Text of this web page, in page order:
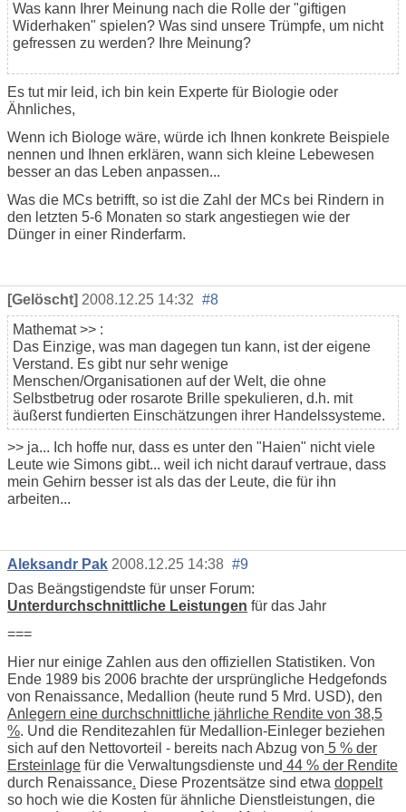
Was kann Ihrer Meinung nach die Rolle der "giftigen
Widerhaken" spielen? Was sind unsere Trümpfe, um nicht
gefressen zu werden? Ihre Meinung?
Es tut mir leid, ich bin kein Experte für Biologie oder
Ähnliches,
Wenn ich Biologe wäre, würde ich Ihnen konkrete Beispiele
nennen und Ihnen erklären, wann sich kleine Lebewesen
besser an das Leben anpassen...
Was die MCs betrifft, so ist die Zahl der MCs bei Rindern in
den letzten 5-6 Monaten so stark angestiegen wie der
Dünger in einer Rinderfarm.
[Gelöscht] 2008.12.25 14:32 #8
Mathemat>> :
Das Einzige, was man dagegen tun kann, ist der eigene
Verstand. Es gibt nur sehr wenige
Menschen/Organisationen auf der Welt, die ohne
Selbstbetrug oder rosarote Brille spekulieren, d.h. mit
äußerst fundierten Einschätzungen ihrer Handelssysteme.
>> ja... Ich hoffe nur, dass es unter den "Haien" nicht viele
Leute wie Simons gibt... weil ich nicht darauf vertraue, dass
mein Gehirn besser ist als das der Leute, die für ihn
arbeiten...
Aleksandr Pak 2008.12.25 14:38 #9
Das Beängstigendste für unser Forum:
Unterdurchschnittliche Leistungen für das Jahr
===
Hier nur einige Zahlen aus den offiziellen Statistiken. Von
Ende 1989 bis 2006 brachte der ursprüngliche Hedgefonds
von Renaissance, Medallion (heute rund 5 Mrd. USD), den
Anlegern eine durchschnittliche jährliche Rendite von 38,5
%. Und die Renditezahlen für Medallion-Einleger beziehen
sich auf den Nettovorteil - bereits nach Abzug von 5 % der
Ersteinlage für die Verwaltungsdienste und 44 % der Rendite
durch Renaissance. Diese Prozentsätze sind etwa doppelt
so hoch wie die Kosten für ähnliche Dienstleistungen, die